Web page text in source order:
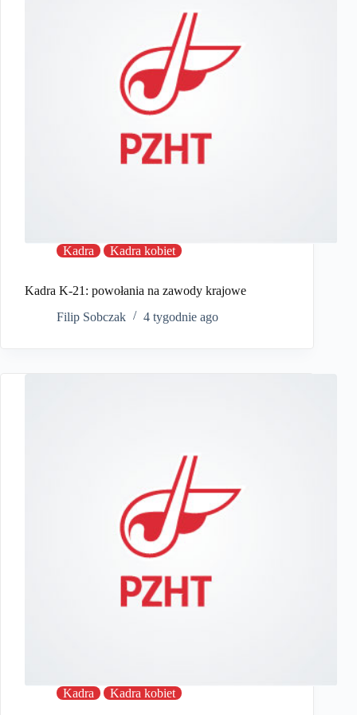
Kadra Kadra kobiet
Kadra K-21: powołania na zawody krajowe
Filip Sobczak
4 tygodnie ago
Kadra Kadra kobiet